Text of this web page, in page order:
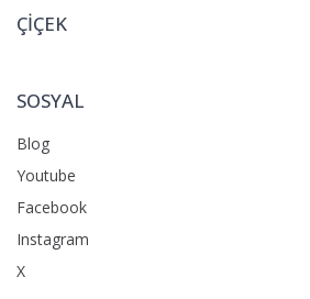
ÇİÇEK
SOSYAL
Blog
Youtube
Facebook
Instagram
X